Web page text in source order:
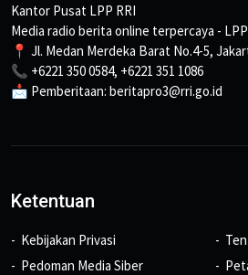
Kantor Pusat LPP RRI
Media radio berita online terpercaya -
📍 Jl. Medan Merdeka Barat No.4-5,
📞 +6221 350 0584, +6221 351 1086
📩 Pemberitaan: beritapro3@rri.go.id
Ketentuan
Kebijakan Privasi
Pedoman Media Siber